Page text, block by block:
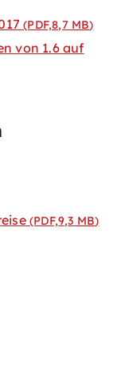
(PDF,8,7 MB)
von 1.6 auf
(PDF,9,3 MB)